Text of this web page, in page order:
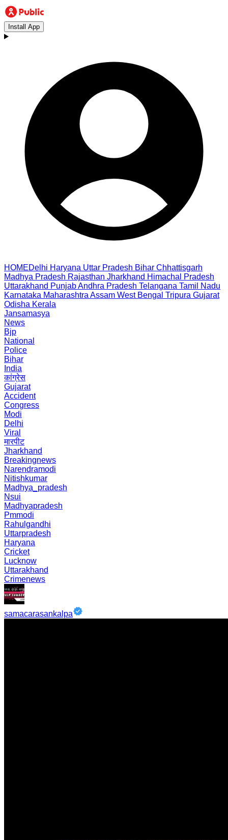
Install App
HOMEDelhi Haryana Uttar Pradesh Bihar Chhattisgarh
Madhya Pradesh Rajasthan Jharkhand Himachal Pradesh
Uttarakhand PunjabAndhra Pradesh Telangana Tamil Nadu
Karnataka Maharashtra Assam West Bengal Tripura Gujarat
Odisha Kerala
Jansamasya
News
Bjp
National
Police
Bihar
India
कांग्रेस
Gujarat
Accident
Congress
Modi
Delhi
Viral
मारपीट
Jharkhand
Breakingnews
Narendramodi
Nitishkumar
Madhya_pradesh
Nsui
Madhyapradesh
Pmmodi
Rahulgandhi
Uttarpradesh
Haryana
Cricket
Lucknow
Uttarakhand
Crimenews
samacarasankalpa